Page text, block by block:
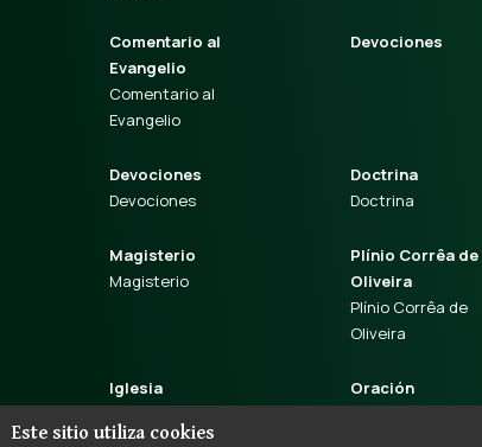
Comentario al
Evangelio
Comentario al
Evangelio
Devociones
Devociones
Devociones
Doctrina
Doctrina
Magisterio
Magisterio
Plínio Corrêa de
Oliveira
Plínio Corrêa de
Oliveira
Iglesia
Oración
Este sitio utiliza cookies